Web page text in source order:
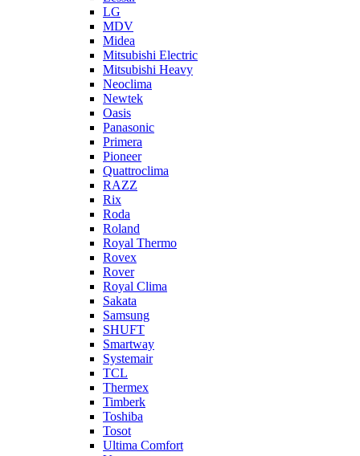
LG
MDV
Midea
Mitsubishi Electric
Mitsubishi Heavy
Neoclima
Newtek
Oasis
Panasonic
Primera
Pioneer
Quattroclima
RAZZ
Rix
Roda
Roland
Royal Thermo
Rovex
Rover
Royal Clima
Sakata
Samsung
SHUFT
Smartway
Systemair
TCL
Thermex
Timberk
Toshiba
Tosot
Ultima Comfort